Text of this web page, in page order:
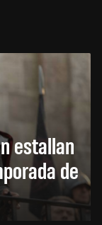
estallan
de